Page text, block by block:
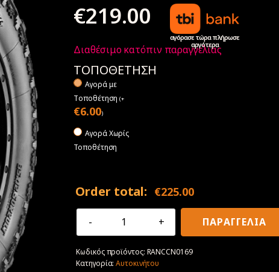
€219.00
αγόρασε τώρα πλήρωσε
αργότερα
Διαθέσιμο κατόπιν παραγγελίας
ΤΟΠΟΘΕΤΗΣΗ
Αγορά με
Tοποθέτηση(+
€6.00)
Αγορά Χωρίς
Τοποθέτηση
Order total: €225.00
285/60R18
Renegade
R/T+LT
ΠΑΡΑΓΓΕΛΙΑ
Κωδικός προϊόντος: RANCCN0169
Κατηγορία:Αυτοκινήτου